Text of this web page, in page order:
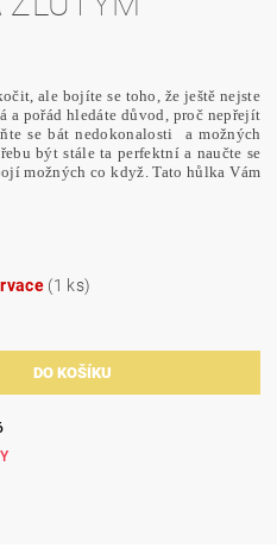
ale bojíte se toho, že ještě nejste
a pořád hledáte důvod, proč nepřejít
se bát nedokonalosti a možných
být stále ta perfektní a naučte se
možných co když. Tato hůlka Vám
(1 ks)